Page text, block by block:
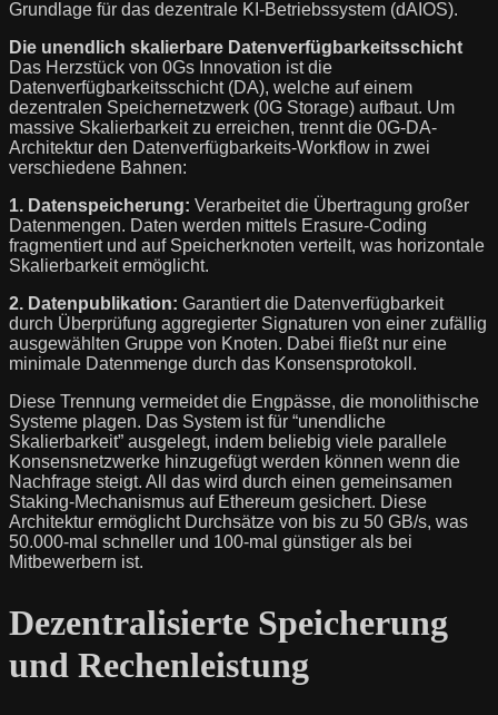
Grundlage für das dezentrale KI-Betriebssystem (dAIOS).
Die unendlich skalierbare Datenverfügbarkeitsschicht
Das Herzstück von 0Gs Innovation ist die
Datenverfügbarkeitsschicht (DA), welche auf einem
dezentralen Speichernetzwerk (0G Storage) aufbaut. Um
massive Skalierbarkeit zu erreichen, trennt die 0G-DA-
Architektur den Datenverfügbarkeits-Workflow in zwei
verschiedene Bahnen:
1. Datenspeicherung: Verarbeitet die Übertragung großer
Datenmengen. Daten werden mittels Erasure-Coding
fragmentiert und auf Speicherknoten verteilt, was horizontale
Skalierbarkeit ermöglicht.
2. Datenpublikation: Garantiert die Datenverfügbarkeit
durch Überprüfung aggregierter Signaturen von einer zufällig
ausgewählten Gruppe von Knoten. Dabei fließt nur eine
minimale Datenmenge durch das Konsensprotokoll.
Diese Trennung vermeidet die Engpässe, die monolithische
Systeme plagen. Das System ist für “unendliche
Skalierbarkeit” ausgelegt, indem beliebig viele parallele
Konsensnetzwerke hinzugefügt werden können wenn die
Nachfrage steigt. All das wird durch einen gemeinsamen
Staking-Mechanismus auf Ethereum gesichert. Diese
Architektur ermöglicht Durchsätze von bis zu 50 GB/s, was
50.000-mal schneller und 100-mal günstiger als bei
Mitbewerbern ist.
Dezentralisierte Speicherung
und Rechenleistung